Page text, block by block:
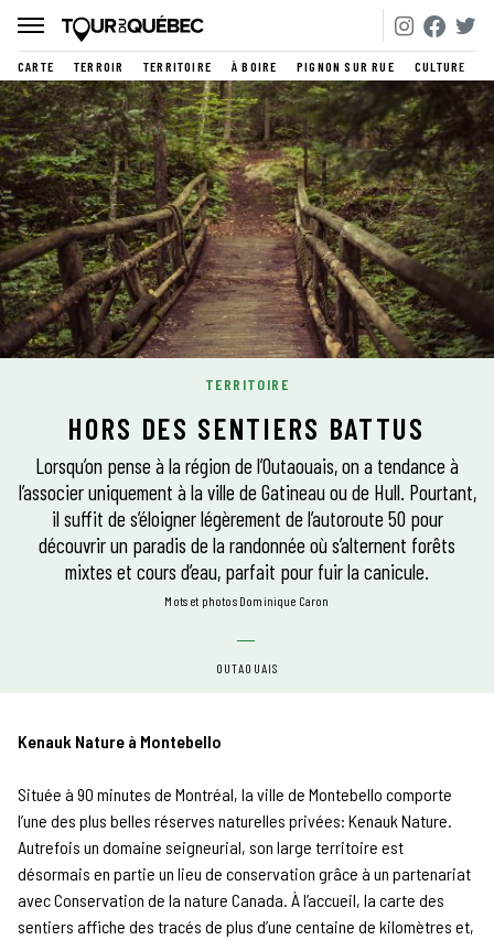
CARTE TERROIR TERRITOIRE À BOIRE PIGNON SUR RUE CULTURE
TERRITOIRE
HORS DES SENTIERS BATTUS
Lorsqu’on pense à la région de l’Outaouais, on a tendance à
l’associer uniquement à la ville de Gatineau ou de Hull. Pourtant,
il suffit de s’éloigner légèrement de l’autoroute 50 pour
découvrir un paradis de la randonnée où s’alternent forêts
mixtes et cours d’eau, parfait pour fuir la canicule.
mots et photos Dominique Caron
OUTAOUAIS
Kenauk Nature à Montebello
Située à 90 minutes de Montréal, la ville de Montebello comporte
l’une des plus belles réserves naturelles privées: Kenauk Nature.
Autrefois un domaine seigneurial, son large territoire est
désormais en partie un lieu de conservation grâce à un partenariat
avec Conservation de la nature Canada. À l’accueil, la carte des
sentiers affiche des tracés de plus d’une centaine de kilomètres et,